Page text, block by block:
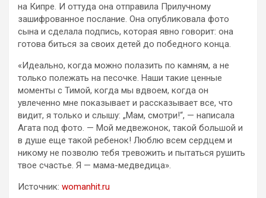
на Кипре. И оттуда она отправила Прилучному
зашифрованное послание. Она опубликовала фото
сына и сделала подпись, которая явно говорит: она
готова биться за своих детей до победного конца.
«Идеально, когда можно полазить по камням, а не
только полежать на песочке. Наши такие ценные
моменты с Тимой, когда мы вдвоем, когда он
увлеченно мне показывает и рассказывает все, что
видит, я только и слышу: „Мам, смотри!“, — написала
Агата под фото. — Мой медвежонок, такой большой и
в душе еще такой ребенок! Люблю всем сердцем и
никому не позволю тебя тревожить и пытаться рушить
твое счастье. Я — мама-медведица».
Источник: womanhit.ru